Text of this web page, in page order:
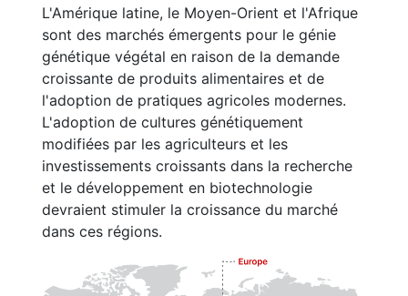
L'Amérique latine, le Moyen-Orient et l'Afrique
sont des marchés émergents pour le génie
génétique végétal en raison de la demande
croissante de produits alimentaires et de
l'adoption de pratiques agricoles modernes.
L'adoption de cultures génétiquement
modifiées par les agriculteurs et les
investissements croissants dans la recherche
et le développement en biotechnologie
devraient stimuler la croissance du marché
dans ces régions.